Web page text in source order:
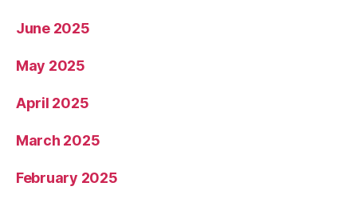
June 2025
May 2025
April 2025
March 2025
February 2025